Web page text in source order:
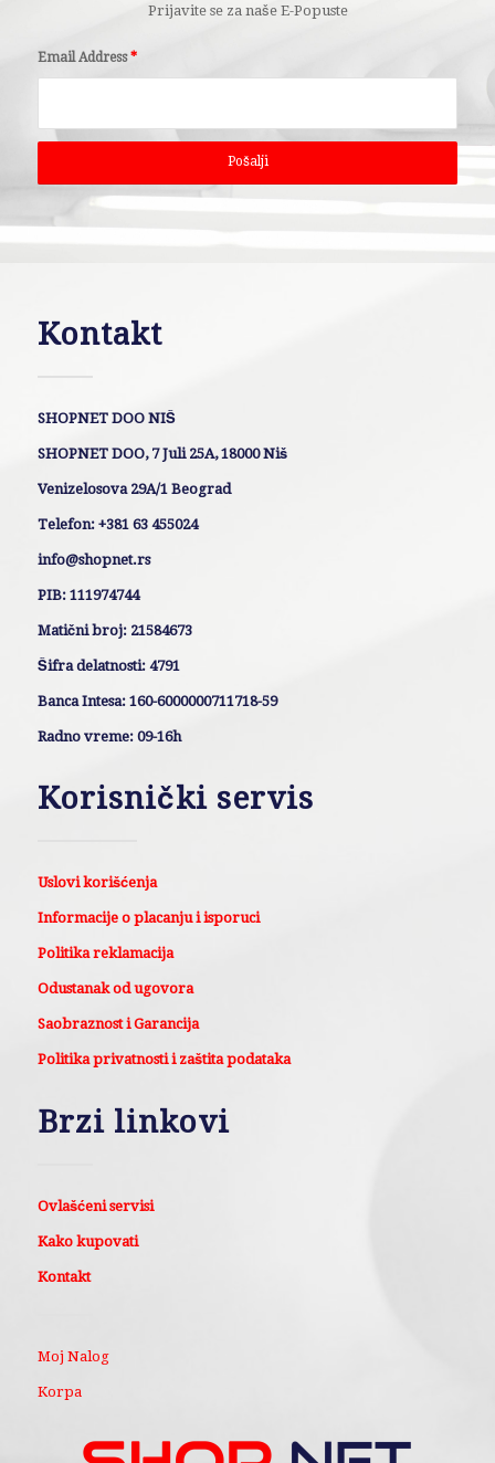
Prijavite se za naše E-Popuste
Email Address*
Kontakt
SHOPNET DOO NIŠ
SHOPNET DOO, 7 Juli 25A, 18000 Niš
Venizelosova 29A/1 Beograd
Telefon: +381 63 455024
info@shopnet.rs
PIB: 111974744
Matični broj: 21584673
Šifra delatnosti: 4791
Banca Intesa: 160-6000000711718-59
Radno vreme: 09-16h
Korisnički servis
Uslovi korišćenja
Informacije o placanju i isporuci
Politika reklamacija
Odustanak od ugovora
Saobraznost i Garancija
Politika privatnosti i zaštita podataka
Brzi linkovi
Ovlašćeni servisi
Kako kupovati
Kontakt
Moj Nalog
Korpa